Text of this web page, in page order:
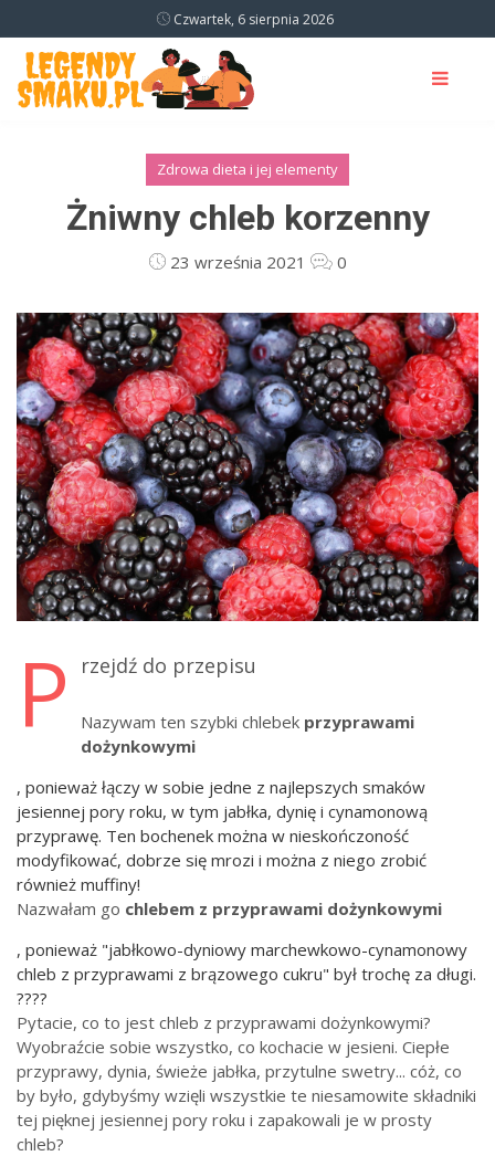
Czwartek, 6 sierpnia 2026
Zdrowa dieta i jej elementy
Żniwny chleb korzenny
23 września 2021 0
P rzejdź do przepisu
Nazywam ten szybki chlebek przyprawami
dożynkowymi
, ponieważ łączy w sobie jedne z najlepszych smaków
jesiennej pory roku, w tym jabłka, dynię i cynamonową
przyprawę. Ten bochenek można w nieskończoność
modyfikować, dobrze się mrozi i można z niego zrobić
również muffiny!
Nazwałam go chlebem z przyprawami dożynkowymi
, ponieważ "jabłkowo-dyniowy marchewkowo-cynamonowy
chleb z przyprawami z brązowego cukru" był trochę za długi.
????
Pytacie, co to jest chleb z przyprawami dożynkowymi?
Wyobraźcie sobie wszystko, co kochacie w jesieni. Ciepłe
przyprawy, dynia, świeże jabłka, przytulne swetry... cóż, co
by było, gdybyśmy wzięli wszystkie te niesamowite składniki
tej pięknej jesiennej pory roku i zapakowali je w prosty
chleb?